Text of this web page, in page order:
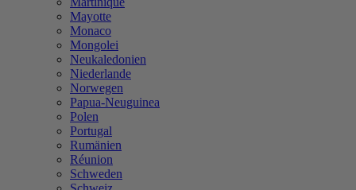
Mayotte
Monaco
Mongolei
Neukaledonien
Niederlande
Norwegen
Papua-Neuguinea
Polen
Portugal
Rumänien
Réunion
Schweden